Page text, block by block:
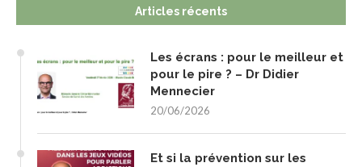
Articles récents
Les écrans : pour le meilleur et
pour le pire ? – Dr Didier
Mennecier
20/06/2026
Et si la prévention sur les